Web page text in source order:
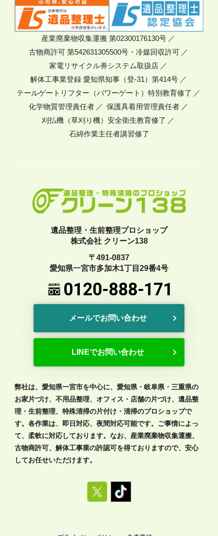
産業廃棄物収集運搬 第02300176130号
古物商許可 第542631305500号・冷媒回収許可
家電リサイクル券システム取扱店
解体工事業登録 愛知県知事（登-31）第414号
テールゲートリフター（パワーゲート）特別教育修了
化学物質管理責任者
保護具着用管理責任者
刈払機（草刈り機）安全衛生教育修了
石綿作業主任者講習修了
遺品整理・生前整理プロショップ
株式会社 クリーン138
〒491-0837
愛知県一宮市多加木1丁目29番4号
メールでお問い合わせ
LINEでお問い合わせ
弊社は、愛知県一宮市を中心に、愛知県・岐阜県・三重県の
お家片づけ、不用品整理、オフィス・店舗の片づけ、遺品整
理・生前整理、特殊清掃の片付け・清掃のプロショップで
す。各作業は、即日対応、夜間対応可能です。ご事情によっ
て、柔軟に対応しております。なお、産業廃棄物収集運搬、
古物商許可、解体工事業の許認可を得ておりますので、安心
してお任せいただけます。